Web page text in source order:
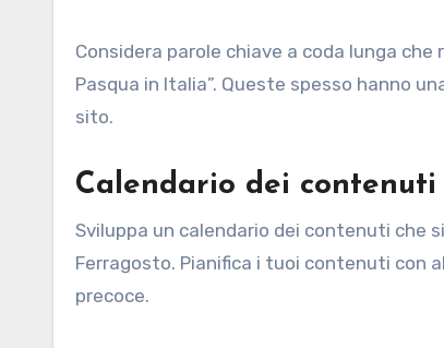
Considera parole chiave a coda lunga
Pasqua in Italia”. Queste spesso hanno
sito.
Calendario dei
Sviluppa un calendario dei contenuti che
Ferragosto. Pianifica i tuoi contenuti con
precoce.